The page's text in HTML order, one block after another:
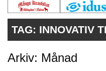
PRENUMERERA
ANNONSERA
TAG: INNOVATIV
Arkiv: Månad